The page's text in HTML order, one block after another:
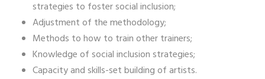
strategies to foster social inclusion;
Adjustment of the methodology;
Methods to how to train other trainers;
Knowledge of social inclusion strategies;
Capacity and skills-set building of artists.